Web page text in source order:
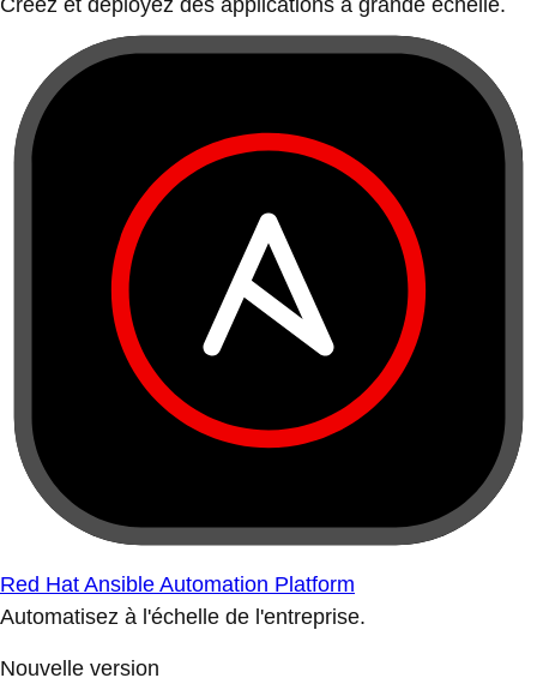
Créez et déployez des applications à grande échelle.
Red Hat Ansible Automation Platform
Automatisez à l'échelle de l'entreprise.
Nouvelle version